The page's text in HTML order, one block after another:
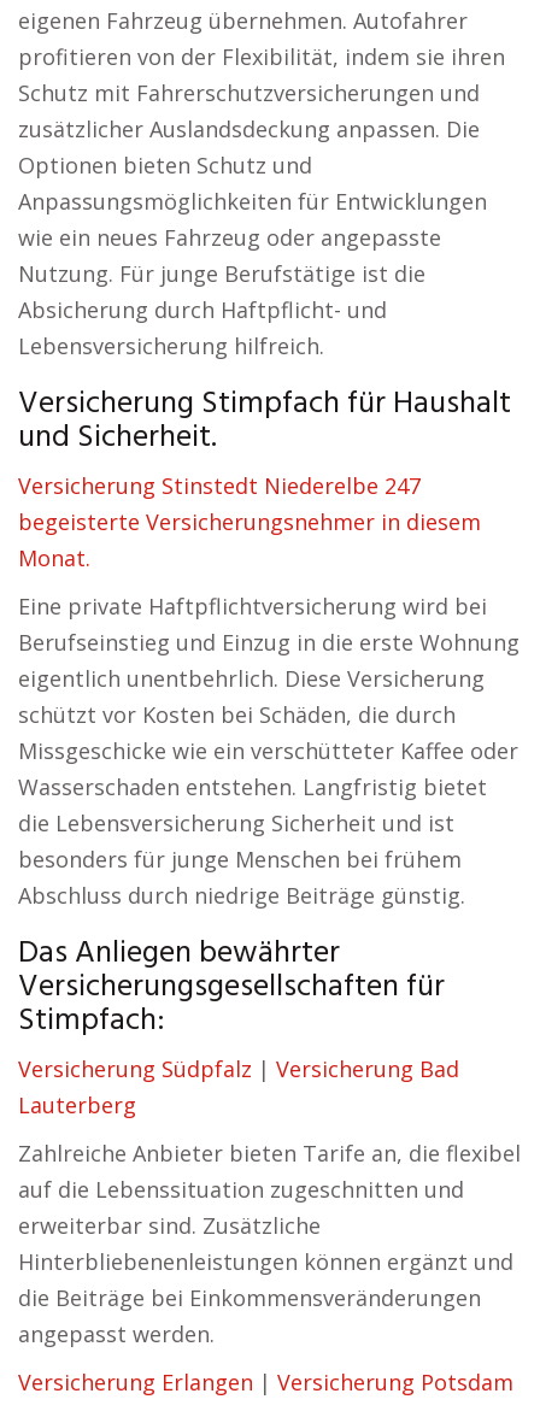
eigenen Fahrzeug übernehmen. Autofahrer
profitieren von der Flexibilität, indem sie ihren
Schutz mit Fahrerschutzversicherungen und
zusätzlicher Auslandsdeckung anpassen. Die
Optionen bieten Schutz und
Anpassungsmöglichkeiten für Entwicklungen
wie ein neues Fahrzeug oder angepasste
Nutzung. Für junge Berufstätige ist die
Absicherung durch Haftpflicht- und
Lebensversicherung hilfreich.
Versicherung Stimpfach für Haushalt
und Sicherheit.
Versicherung Stinstedt Niederelbe 247
begeisterte Versicherungsnehmer in diesem
Monat.
Eine private Haftpflichtversicherung wird bei
Berufseinstieg und Einzug in die erste Wohnung
eigentlich unentbehrlich. Diese Versicherung
schützt vor Kosten bei Schäden, die durch
Missgeschicke wie ein verschütteter Kaffee oder
Wasserschaden entstehen. Langfristig bietet
die Lebensversicherung Sicherheit und ist
besonders für junge Menschen bei frühem
Abschluss durch niedrige Beiträge günstig.
Das Anliegen bewährter
Versicherungsgesellschaften für
Stimpfach:
Versicherung Südpfalz | Versicherung Bad
Lauterberg
Zahlreiche Anbieter bieten Tarife an, die flexibel
auf die Lebenssituation zugeschnitten und
erweiterbar sind. Zusätzliche
Hinterbliebenenleistungen können ergänzt und
die Beiträge bei Einkommensveränderungen
angepasst werden.
Versicherung Erlangen | Versicherung Potsdam